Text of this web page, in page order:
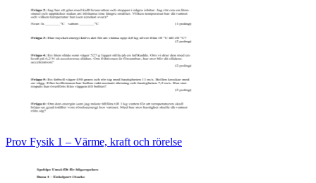
Prov Fysik 1 – Värme, kraft och rörelse